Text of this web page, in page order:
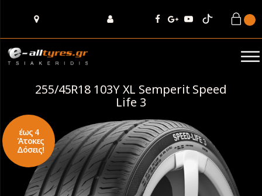
255/45R18 103Υ XL Semperit Speed
Life 3
έως 4
Άτοκες
Δόσεις!